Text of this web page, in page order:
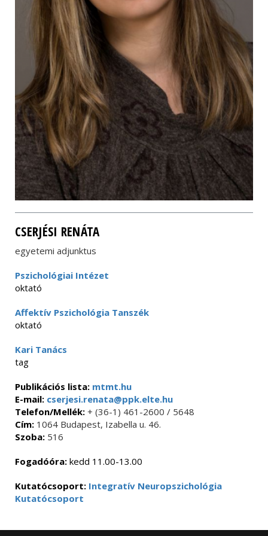
CSERJÉSI RENÁTA
egyetemi adjunktus
Pszichológiai Intézet
oktató
Affektív Pszichológia Tanszék
oktató
Kari Tanács
tag
Publikációs lista: mtmt.hu
E-mail: cserjesi.renata@ppk.elte.hu
Telefon/Mellék: + (36-1) 461-2600 / 5648
Cím: 1064 Budapest, Izabella u. 46.
Szoba: 516
Fogadóóra: kedd 11.00-13.00
Kutatócsoport: Integratív Neuropszichológia
Kutatócsoport